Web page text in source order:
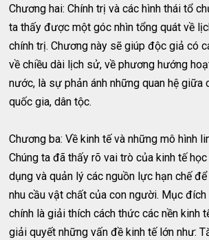
Chương hai: Chính trị và các hình thái tổ
ta thấy được một góc nhìn tổng quát về
chính trị. Chương này sẽ giúp độc giả có
về chiều dài lịch sử, về phương hướng
nước, là sự phản ánh những quan hệ giữa
quốc gia, dân tộc.
Chương ba: Về kinh tế và những mô hình
Chúng ta đã thấy rõ vai trò của kinh tế
dụng và quản lý các nguồn lực hạn chế
nhu cầu vật chất của con người. Mục
chính là giải thích cách thức các nền kinh
giải quyết những vấn đề kinh tế lớn như: